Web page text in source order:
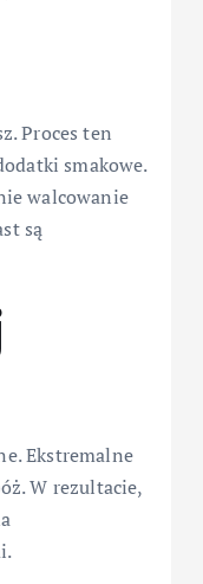
Proces ten
smakowe.
walcowanie
są
Ekstremalne
W rezultacie,